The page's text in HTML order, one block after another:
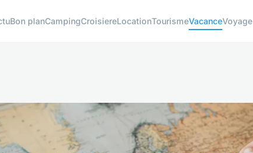
Bon planCampingCroisiereLocationTourismeVacanceVoyage